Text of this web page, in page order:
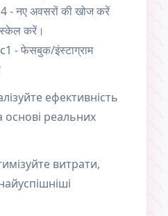
- नए अवसरों की खोज करें
करें।
- फेसबुक/इंस्टाग्राम
ефективність
основі реальних
витрати,